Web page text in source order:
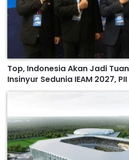
Top, Indonesia Akan Jadi
Insinyur Sedunia IEAM 2027,